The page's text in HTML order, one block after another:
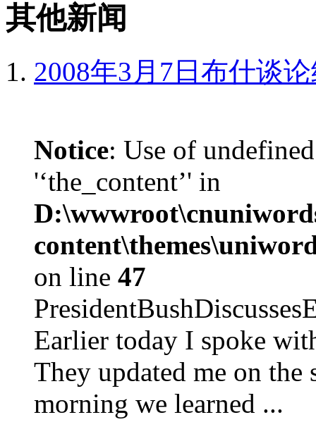
其他新闻
2008年3月7日布什谈
Notice: Use of
'‘the_content’' in
on line 47
Earlier today I spoke
They updated me on the
morning we learned ...